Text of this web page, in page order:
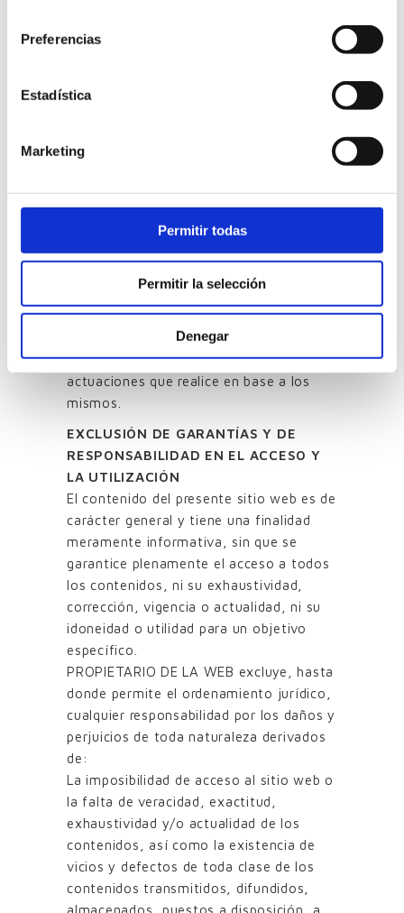
Preferencias
Estadística
Marketing
Permitir todas
Permitir la selección
Denegar
y cualquier otro acto que no haya sido
prohibidos.
implica en ningún caso la existencia de
que se establezca, ni la aceptación y
aprobación por parte de PROPIETARIO
DE LA WEB de sus contenidos o
responsabiliza del uso que cada usuario
les dé a los materiales puestos a
disposición en este sitio web ni de las
actuaciones que realice en base a los
mismos.
EXCLUSIÓN DE GARANTÍAS Y DE
RESPONSABILIDAD EN EL ACCESO Y
LA UTILIZACIÓN
El contenido del presente sitio web es de
carácter general y tiene una finalidad
meramente informativa, sin que se
garantice plenamente el acceso a todos
los contenidos, ni su exhaustividad,
corrección, vigencia o actualidad, ni su
idoneidad o utilidad para un objetivo
específico.
PROPIETARIO DE LA WEB excluye, hasta
donde permite el ordenamiento jurídico,
cualquier responsabilidad por los daños y
perjuicios de toda naturaleza derivados
de:
La imposibilidad de acceso al sitio web o
la falta de veracidad, exactitud,
exhaustividad y/o actualidad de los
contenidos, así como la existencia de
vicios y defectos de toda clase de los
contenidos transmitidos, difundidos,
almacenados, puestos a disposición, a